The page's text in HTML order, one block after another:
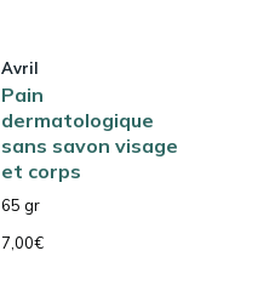
Avril
Pain
dermatologique
sans savon visage
et corps
65 gr
7,00€